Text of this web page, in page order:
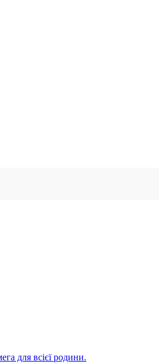
для всієї родини.